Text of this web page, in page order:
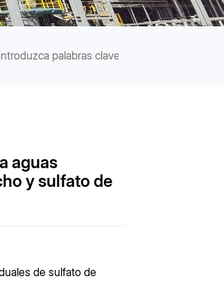
aguas
y sulfato de
de sulfato de